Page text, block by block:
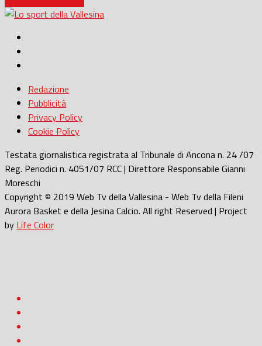
Redazione
Pubblicità
Privacy Policy
Cookie Policy
Testata giornalistica registrata al Tribunale di Ancona n. 24 /07
Reg. Periodici n. 4051/07 RCC | Direttore Responsabile Gianni
Moreschi
Copyright © 2019 Web Tv della Vallesina - Web Tv della Fileni
Aurora Basket e della Jesina Calcio. All right Reserved | Project
by Life Color